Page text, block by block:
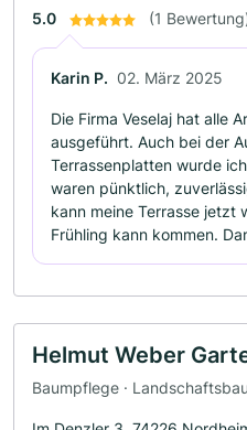
5.0 (1
Karin P. 02. März 2025
Die Firma Veselaj hat alle
ausgeführt. Auch bei der
Terrassenplatten wurde
waren pünktlich,
kann meine Terrasse jetzt
Frühling kann kommen.
Helmut Weber
Baumpflege · Landschaftsbau